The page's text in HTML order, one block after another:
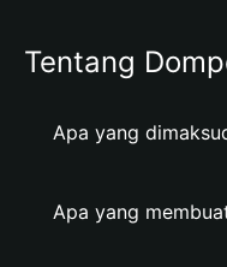
Tentang
Apa yang
Apa yang